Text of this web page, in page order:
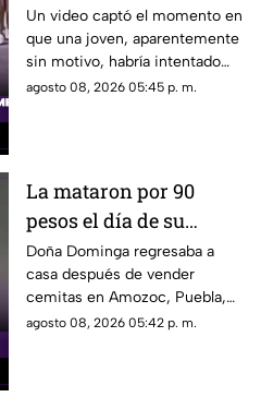
a un pony en feria de
Pueblo Mágico
Un video captó el momento en
que una joven, aparentemente
sin motivo, habría intentado
agredir a un pequeño pony.
agosto 08, 2026 05:45 p. m.
La mataron por 90
pesos el día de su
cumpleaños; Este es el
caso de Doña Dominga
Doña Dominga regresaba a
casa después de vender
cemitas en Amozoc, Puebla,
cuando presuntamente un
agosto 08, 2026 05:42 p. m.